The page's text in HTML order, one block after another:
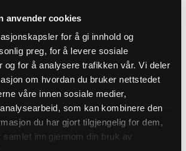
anvender cookies
for å gi innhold og
preg, for å levere sosiale
og for å analysere trafikken vår. Vi deler
om hvordan du bruker nettstedet
våre innen sosiale medier,
som kan kombinere den
du har gjort tilgjengelig for dem,
samlet inn gjennom din bruk av
design med logga och kraftfullt
har en rundad halsringning samt ribbade avslut
för en bekväm och stilren passform.
bekvämt material som andas – perfekt för
bara att bära som en del av din rebelliska